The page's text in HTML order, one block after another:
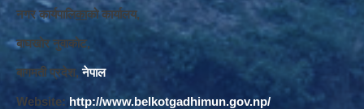
नगर कार्यपालिकाको कार्यालय,
बाघखोर नुवाकोट,
बागमती प्रदेश, नेपाल
Website: http://www.belkotgadhimun.gov.np/